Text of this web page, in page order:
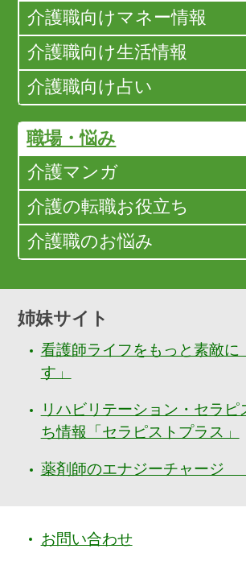
介護職向けマネー情報
介護職向け生活情報
介護職向け占い
職場・悩み
介護マンガ
介護の転職お役立ち
介護職のお悩み
姉妹サイト
看護師ライフをもっと素敵に
す」
リハビリテーション・セラピ
ち情報「セラピストプラス」
薬剤師のエナジーチャージ
お問い合わせ